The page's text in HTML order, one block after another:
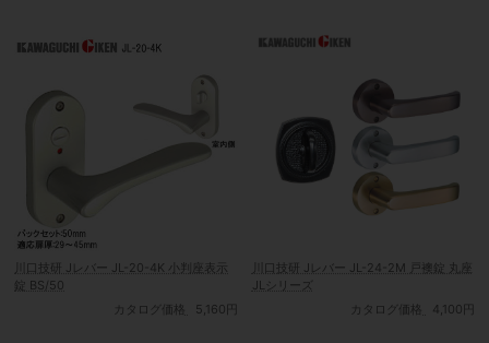
川口技研 Jレバー JL-20-4K 小判座表示
錠 BS/50
カタログ価格
5,160円
川口技研 Jレバー JL-24-2M 戸襖錠 丸座
JLシリーズ
カタログ価格
4,100円